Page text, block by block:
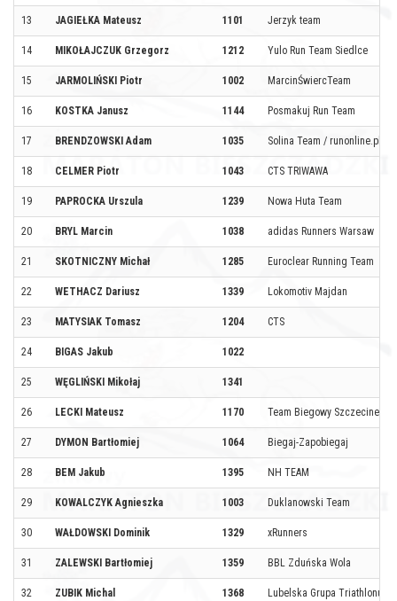
13 JAGIEŁKA Mateusz 1101 Jerzyk team
14 MIKOŁAJCZUK Grzegorz 1212 Yulo Run Team Siedlce
15 JARMOLIŃSKI Piotr 1002 MarcinŚwiercTeam
16 KOSTKA Janusz 1144 Posmakuj Run Team
17 BRENDZOWSKI Adam 1035 Solina Team / runonline.pl
18 CELMER Piotr 1043 CTS TRIWAWA
19 PAPROCKA Urszula 1239 Nowa Huta Team
20 BRYL Marcin 1038 adidas Runners Warsaw
21 SKOTNICZNY Michał 1285 Euroclear Running Team
22 WETHACZ Dariusz 1339 Lokomotiv Majdan
23 MATYSIAK Tomasz 1204 CTS
24 BIGAS Jakub 1022
25 WĘGLIŃSKI Mikołaj 1341
26 LECKI Mateusz 1170 Team Biegowy Szczecinek
27 DYMON Bartłomiej 1064 Biegaj-Zapobiegaj
28 BEM Jakub 1395 NH TEAM
29 KOWALCZYK Agnieszka 1003 Duklanowski Team
30 WAŁDOWSKI Dominik 1329 xRunners
31 ZALEWSKI Bartłomiej 1359 BBL Zduńska Wola
32 ZUBIK Michal 1368 Lubelska Grupa Triathlonu